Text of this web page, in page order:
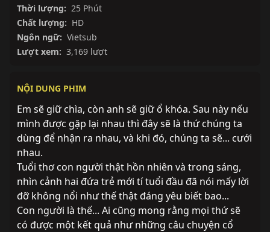
Thời lượng: 25 Phút
Chất lượng: HD
Ngôn ngữ: Vietsub
Lượt xem: 3,169 lượt
NỘI DUNG PHIM
Em sẽ giữ chìa, còn anh sẽ giữ ổ khóa. Sau này nếu
mình được gặp lại nhau thì đây sẽ là thứ chúng ta
dùng để nhận ra nhau, và khi đó, chúng ta sẽ... cưới
nhau.
Tuổi thơ con người thật hồn nhiên và trong sáng,
nhìn cảnh hai đứa trẻ mới tí tuổi đầu đã nói mấy lời
đỡ không nổi như thế thật đáng yêu biết bao...
Con người là thế... Ai cũng mong rằng mọi thứ sẽ
có được một kết quả như những câu chuyện cổ